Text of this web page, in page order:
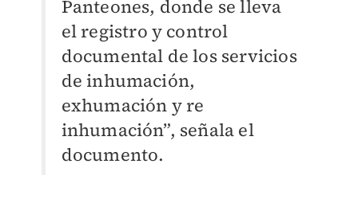
Panteones, donde se lleva
el registro y control
documental de los servicios
de inhumación,
exhumación y re
inhumación”, señala el
documento.